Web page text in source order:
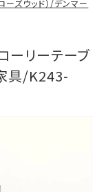
ズウッド）/デンマー
ーリーテーブ
具/K243-